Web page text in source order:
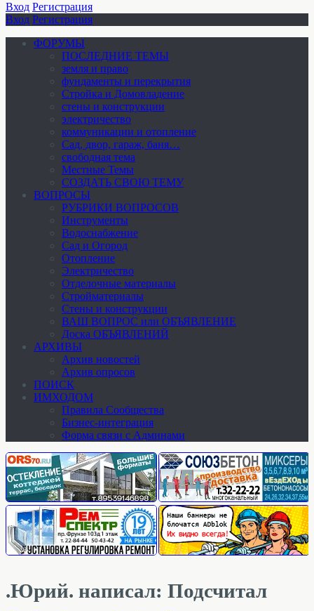
Вход Регистрация
Вход Регистрация
ФОРУМЫ
ПОСЛЕДНИЕ ТЕМЫ
земля и право
фундаменты и перекрытия
Стройка и Домовладение
стены и конструкции
электричество
коммуникации и отопление
Cад, двор, гараж, баня…
свободная тема
Местные Темы
СОЗДАТЬ СВОЮ ТЕМУ
ВОПРОСЫ
РУБРИКИ ВОПРОСОВ
Инструменты
Водоснабжение
Сад и Огород
Отопление
Электричество
Отделочные материалы
Стройматериалы
Стены и конструкции
ВАШ ВОПРОС или ОБЪЯВЛЕНИЕ
Доска ОБЪЯВЛЕНИЙ
АРХИВЫ
Архив новостей
Архив опросов
ПОИСК
ИМХОДОМ
Правила Сообщества
Бизнес-интеграция
Форма связи с Админами
.Юрий. написал: Подсчитал